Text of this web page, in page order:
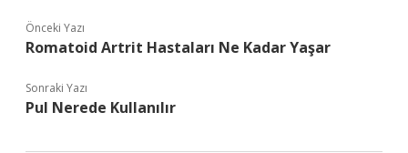
Önceki Yazı
Romatoid Artrit Hastaları Ne Kadar Yaşar
Sonraki Yazı
Pul Nerede Kullanılır